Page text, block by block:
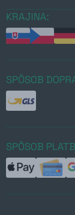
KRAJINA:
SPÔSOB
SPÔSOB